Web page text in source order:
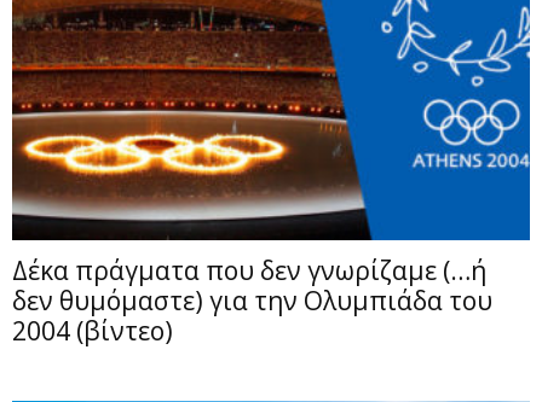
Δέκα πράγματα που δεν γνωρίζαμε (…ή
δεν θυμόμαστε) για την Ολυμπιάδα του
2004 (βίντεο)